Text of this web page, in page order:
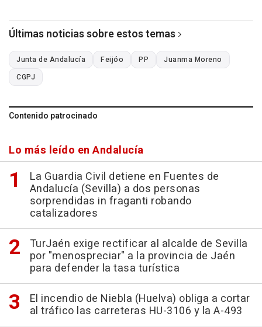
Últimas noticias sobre estos temas
Junta de Andalucía Feijóo PP
Juanma Moreno
CGPJ
Contenido patrocinado
Lo más leído en Andalucía
La Guardia Civil detiene en Fuentes de
Andalucía (Sevilla) a dos personas
sorprendidas in fraganti robando
catalizadores
TurJaén exige rectificar al alcalde de Sevilla
por "menospreciar" a la provincia de Jaén
para defender la tasa turística
El incendio de Niebla (Huelva) obliga a cortar
al tráfico las carreteras HU-3106 y la A-493